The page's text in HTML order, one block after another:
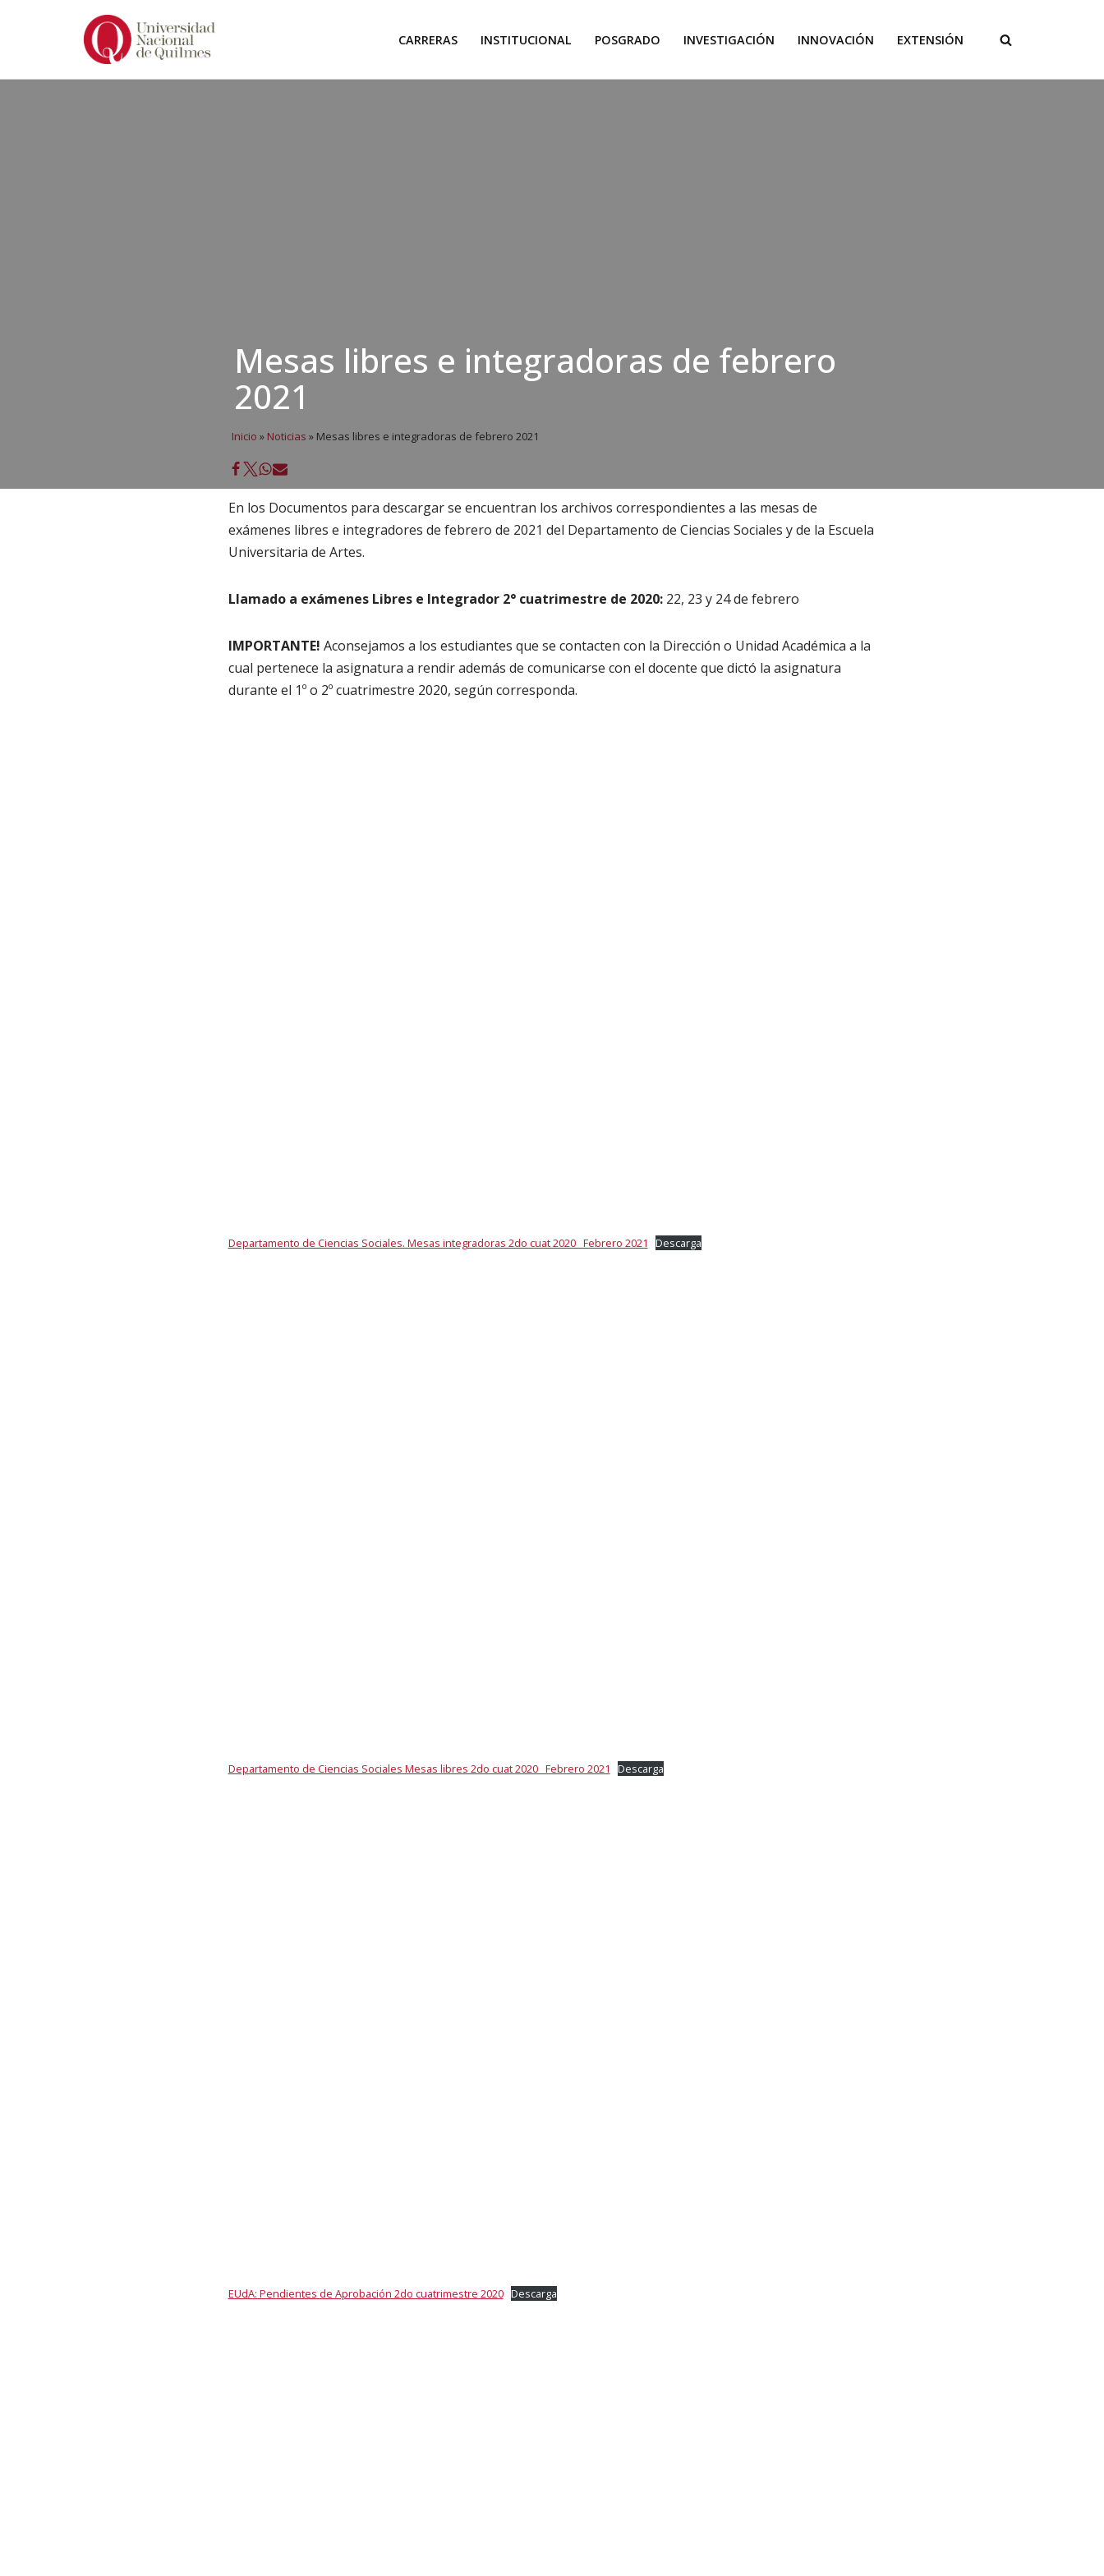
CARRERAS INSTITUCIONAL POSGRADO INVESTIGACIÓN INNOVACIÓN EXTENSIÓN
Mesas libres e integradoras de febrero
2021
Inicio » Noticias » Mesas libres e integradoras de febrero 2021
En los Documentos para descargar se encuentran los archivos correspondientes a las mesas de
exámenes libres e integradores de febrero de 2021 del Departamento de Ciencias Sociales y de la Escuela
Universitaria de Artes.
Llamado a exámenes Libres e Integrador 2° cuatrimestre de 2020: 22, 23 y 24 de febrero
IMPORTANTE! Aconsejamos a los estudiantes que se contacten con la Dirección o Unidad Académica a la
cual pertenece la asignatura a rendir además de comunicarse con el docente que dictó la asignatura
durante el 1º o 2º cuatrimestre 2020, según corresponda.
Departamento de Ciencias Sociales. Mesas integradoras 2do cuat 2020 _Febrero 2021 Descarga
Departamento de Ciencias Sociales Mesas libres 2do cuat 2020 _Febrero 2021 Descarga
EUdA: Pendientes de Aprobación 2do cuatrimestre 2020 Descarga